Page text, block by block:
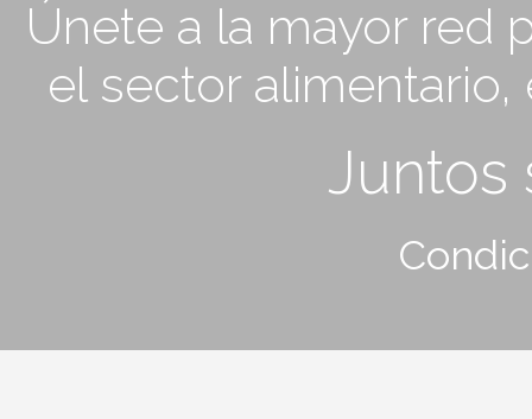
Únete a la mayor red
el sector
Juntos